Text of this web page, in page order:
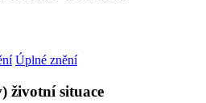
Úplné znění
životní situace